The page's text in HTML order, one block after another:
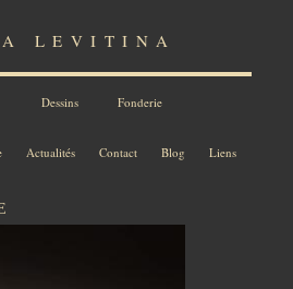
LEVITINA
Dessins Fonderie
Actualités Contact Blog Liens